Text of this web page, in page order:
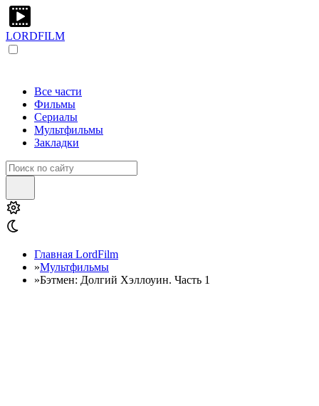
LORDFILM
Все части
Фильмы
Сериалы
Мультфильмы
Закладки
Главная LordFilm
»Мультфильмы
»Бэтмен: Долгий Хэллоуин. Часть 1